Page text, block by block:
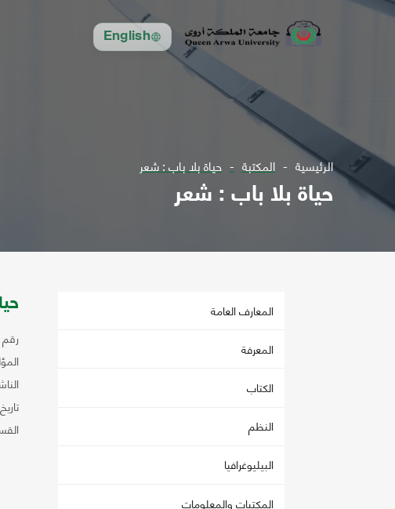
English
الرئيسية المكتبة حياة بلا باب : شعر
حياة بلا باب : شعر
المعارف العامة
المعرفة
الكتاب
النظم
البيليوغرافيا
المكتبات والمعلومات
رقم